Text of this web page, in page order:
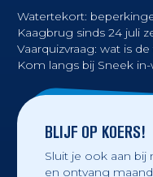
Watertekort:
Kaagbrug sinds 24 juli
Vaarquizvraag: wat is
Kom langs bij Sneek
BLIJF OP KOERS!
Sluit je ook aan bij
en ontvang